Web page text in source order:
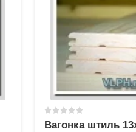
Вагонка штиль